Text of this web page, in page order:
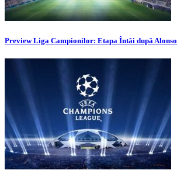
Preview Liga Campionilor: Etapa Întâi după Alonso